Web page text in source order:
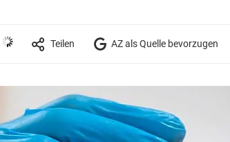
Teilen AZ als Quelle bevorzugen